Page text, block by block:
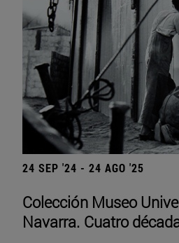
24 SEP '24 - 24 AGO '25
Colección Museo
Navarra. Cuatro